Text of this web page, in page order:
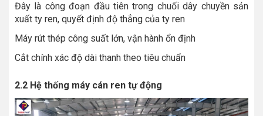
Đây là công đoạn đầu tiên trong chuối dây chuyền sản
xuất ty ren, quyết định độ thẳng của ty ren
Máy rút thép công suất lớn, vận hành ổn định
Cắt chính xác độ dài thanh theo tiêu chuẩn
2.2 Hệ thống máy cán ren tự động